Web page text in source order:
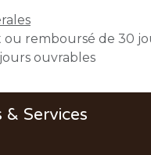
ou remboursé de 30
ouvrables
Services